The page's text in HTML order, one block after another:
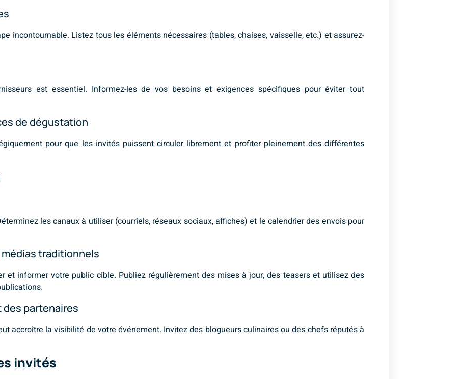
incontournable. Listez tous les éléments nécessaires (tables, chaises, vaisselle, etc.) et assurez-
est essentiel. Informez-les de vos besoins et exigences spécifiques pour éviter tout
de dégustation
pour que les invités puissent circuler librement et profiter pleinement des différentes
les canaux à utiliser (courriels, réseaux sociaux, affiches) et le calendrier des envois pour
traditionnels
et informer votre public cible. Publiez régulièrement des mises à jour, des teasers et utilisez des
des partenaires
accroître la visibilité de votre événement. Invitez des blogueurs culinaires ou des chefs réputés à
invités